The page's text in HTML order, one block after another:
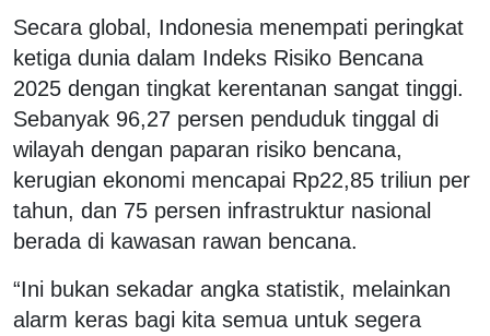
Secara global, Indonesia menempati peringkat
ketiga dunia dalam Indeks Risiko Bencana
2025 dengan tingkat kerentanan sangat tinggi.
Sebanyak 96,27 persen penduduk tinggal di
wilayah dengan paparan risiko bencana,
kerugian ekonomi mencapai Rp22,85 triliun per
tahun, dan 75 persen infrastruktur nasional
berada di kawasan rawan bencana.
“Ini bukan sekadar angka statistik, melainkan
alarm keras bagi kita semua untuk segera